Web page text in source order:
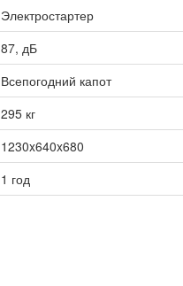
Электростартер
87, дБ
Всепогодний капот
295 кг
1230x640x680
1 год